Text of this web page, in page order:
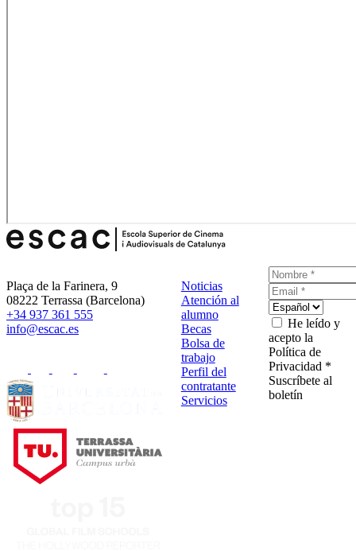
Plaça de la Farinera, 9
08222 Terrassa (Barcelona)
+34 937 361 555
info@escac.es
Noticias
Atención al
alumno
Becas
Bolsa de
trabajo
Perfil del
contratante
Servicios
He leído y
acepto la
Política de
Privacidad *
Suscríbete al
boletín